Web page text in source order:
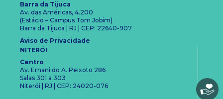
Barra da Tijuca
Av. das Américas, 4.200
(Estácio – Campus Tom Jobim)
Barra da Tijuca | RJ | CEP: 22640-907
Aviso de Privacidade
NITERÓI
Centro
Av. Ernani do A. Peixoto 286
Salas 301 a 303
Niterói | RJ | CEP: 24020-076